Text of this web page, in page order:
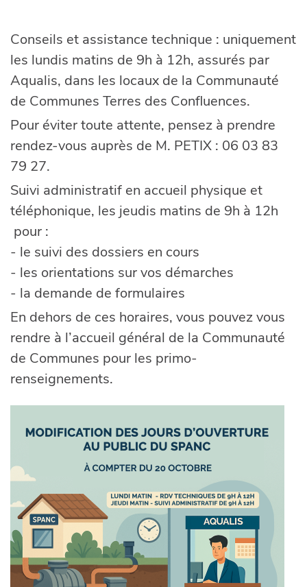
Conseils et assistance technique : uniquement
les lundis matins de 9h à 12h, assurés par
Aqualis, dans les locaux de la Communauté
de Communes Terres des Confluences.
Pour éviter toute attente, pensez à prendre
rendez-vous auprès de M. PETIX : 06 03 83
79 27.
Suivi administratif en accueil physique et
téléphonique, les jeudis matins de 9h à 12h
pour :
- le suivi des dossiers en cours
- les orientations sur vos démarches
- la demande de formulaires
En dehors de ces horaires, vous pouvez vous
rendre à l’accueil général de la Communauté
de Communes pour les primo-
renseignements.